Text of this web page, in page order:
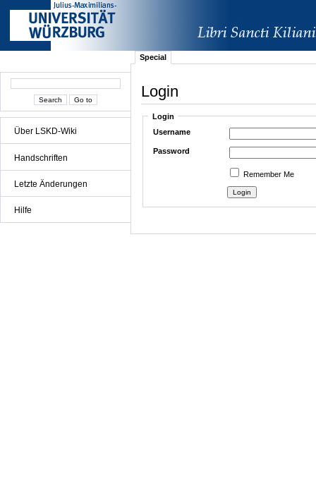
Über LSKD-Wiki
Handschriften
Letzte Änderungen
Hilfe
Special
Login
Login
Username
Password
Remember Me